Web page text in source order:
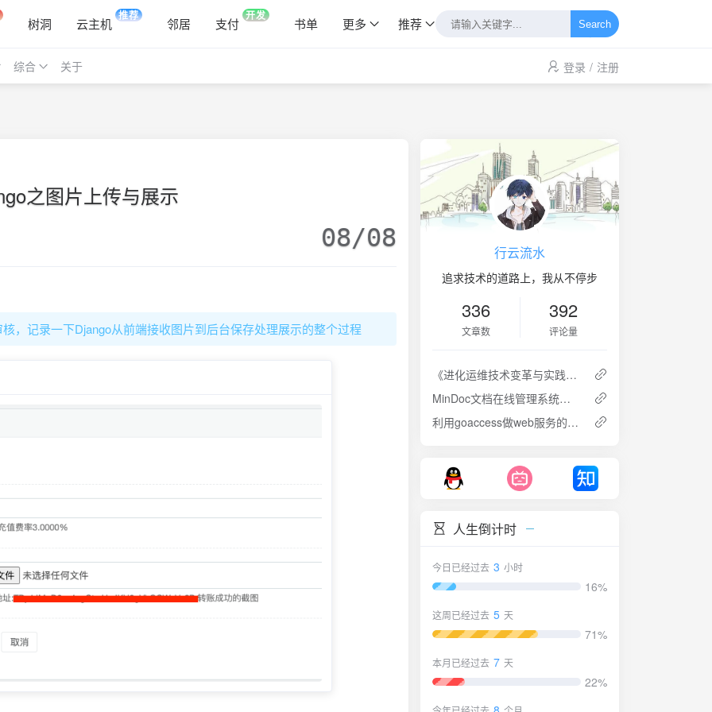
树洞 云主机 推荐 邻居 支付 开发 书单 更多 推荐 Search
综合 关于 登录 / 注册
之图片上传与展示
08/08
，记录一下Django从前端接收图片到后台保存处理展示的整个过程
行云流水
追求技术的道路上，我从不停步
336
文章数
392
评论量
《进化运维技术变革与实践探索》笔记
MinDoc文档在线管理系统的部署与使用
利用goaccess做web服务的访问日志分析
人生倒计时
今日已经过去 3 小时
16%
这周已经过去 5 天
71%
本月已经过去 7 天
22%